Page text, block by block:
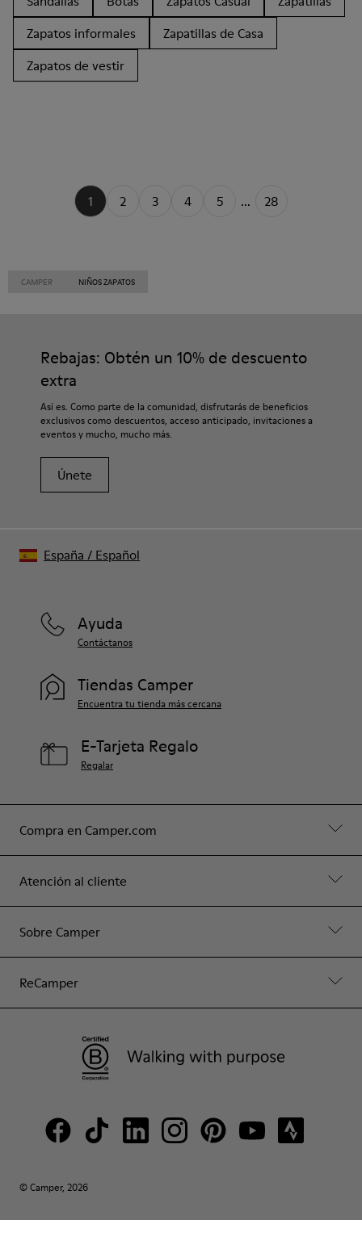
Zapatos informales
Zapatillas de Casa
Zapatos de vestir
1 2 3 4 5 ... 28
CAMPER NIÑOS ZAPATOS
Rebajas: Obtén un 10% de descuento
extra
Así es. Como parte de la comunidad, disfrutarás de beneficios
exclusivos como descuentos, acceso anticipado, invitaciones a
eventos y mucho, mucho más.
Únete
Compra en Camper.com
Atención al cliente
Sobre Camper
ReCamper
Ayuda
Contáctanos
Tiendas Camper
Encuentra tu tienda más cercana
E-Tarjeta Regalo
Regalar
© Camper, 2026
España / Español